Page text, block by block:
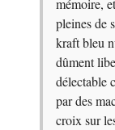
mémoire,
pleines de
kraft bleu
dûment
délectable
par des
croix sur